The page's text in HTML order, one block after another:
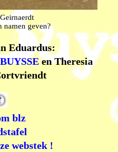
namen geven?
Eduardus:
en Theresia
blz
webstek !